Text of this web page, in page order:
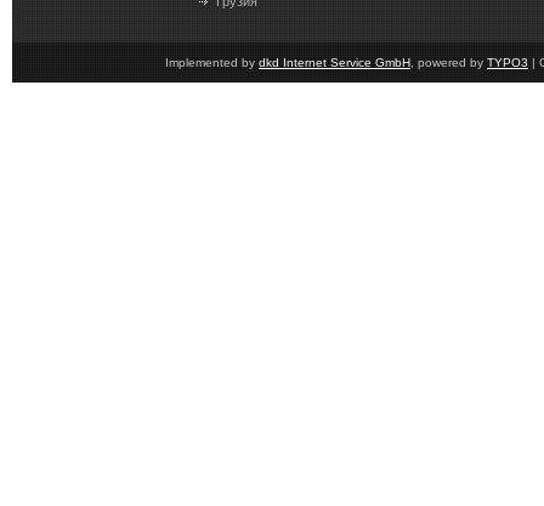
Implemented by dkd Internet Service GmbH , powered by TYPO3 |